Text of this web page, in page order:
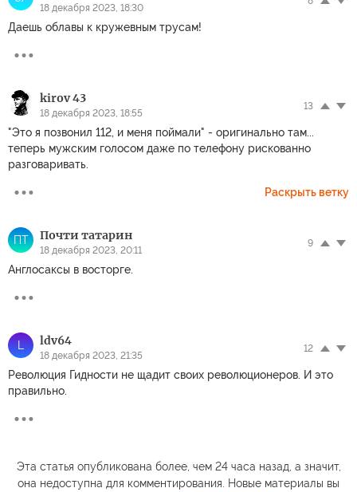
18 декабря 2023, 18:30
Даешь облавы к кружевным трусам!
kirov 43
18 декабря 2023, 18:55
13
"Это я позвонил 112, и меня поймали" - оригинально там...
теперь мужским голосом даже по телефону рискованно
разговаривать.
Раскрыть ветку
ПТ Почти татарин
18 декабря 2023, 20:11
9
Англосаксы в восторге.
L ldv64
18 декабря 2023, 21:35
12
Революция Гидности не щадит своих революционеров. И это
правильно.
Эта статья опубликована более, чем 24 часа назад, а значит,
она недоступна для комментирования. Новые материалы вы